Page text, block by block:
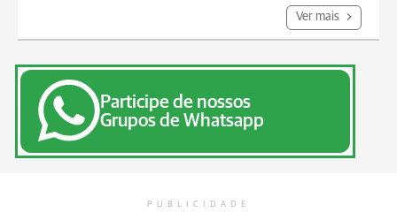
Ver mais
Participe de nossos
Grupos de Whatsapp
PUBLICIDADE